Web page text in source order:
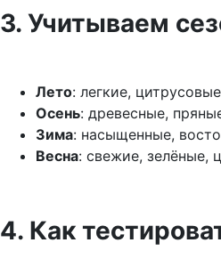
3. Учитываем
Лето: легкие,
Осень: древесные,
Зима: насыщенные,
Весна: свежие, зелёные,
4. Как